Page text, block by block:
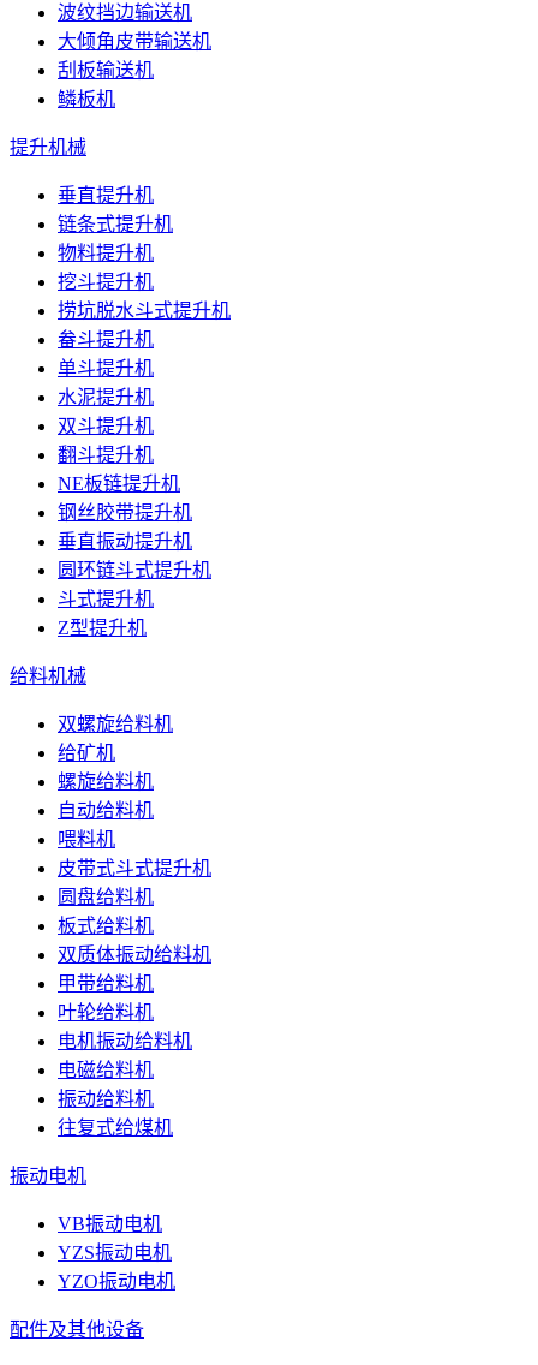
波纹挡边输送机
大倾角皮带输送机
刮板输送机
鳞板机
提升机械
垂直提升机
链条式提升机
物料提升机
挖斗提升机
捞坑脱水斗式提升机
畚斗提升机
单斗提升机
水泥提升机
双斗提升机
翻斗提升机
NE板链提升机
钢丝胶带提升机
垂直振动提升机
圆环链斗式提升机
斗式提升机
Z型提升机
给料机械
双螺旋给料机
给矿机
螺旋给料机
自动给料机
喂料机
皮带式斗式提升机
圆盘给料机
板式给料机
双质体振动给料机
甲带给料机
叶轮给料机
电机振动给料机
电磁给料机
振动给料机
往复式给煤机
振动电机
VB振动电机
YZS振动电机
YZO振动电机
配件及其他设备